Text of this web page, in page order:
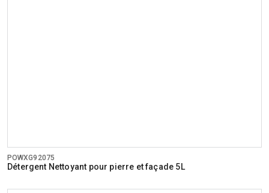
POWXG92075
Détergent Nettoyant pour pierre et façade 5L